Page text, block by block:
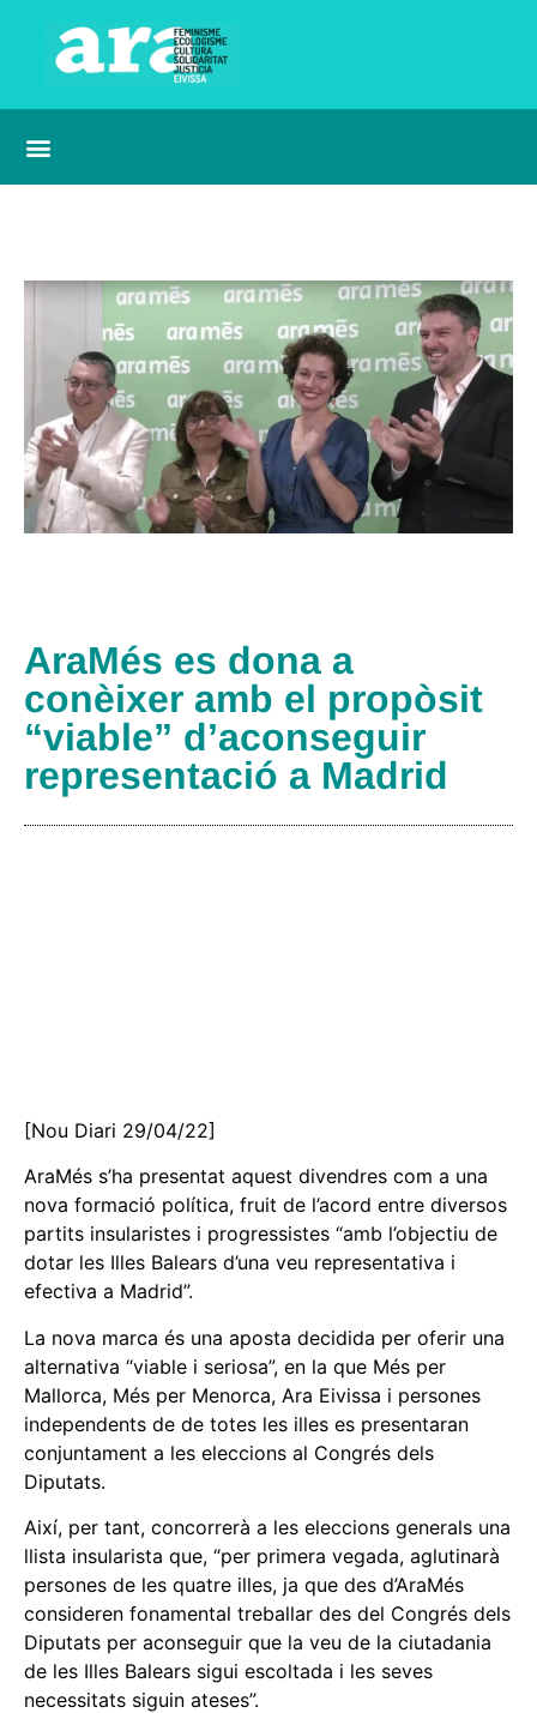
AraMés es dona a
conèixer amb el propòsit
“viable” d’aconseguir
representació a Madrid
[Nou Diari 29/04/22]
AraMés s’ha presentat aquest divendres com a una
nova formació política, fruit de l’acord entre diversos
partits insularistes i progressistes “amb l’objectiu de
dotar les Illes Balears d’una veu representativa i
efectiva a Madrid”.
La nova marca és una aposta decidida per oferir una
alternativa “viable i seriosa”, en la que Més per
Mallorca, Més per Menorca, Ara Eivissa i persones
independents de de totes les illes es presentaran
conjuntament a les eleccions al Congrés dels
Diputats.
Així, per tant, concorrerà a les eleccions generals una
llista insularista que, “per primera vegada, aglutinarà
persones de les quatre illes, ja que des d’AraMés
consideren fonamental treballar des del Congrés dels
Diputats per aconseguir que la veu de la ciutadania
de les Illes Balears sigui escoltada i les seves
necessitats siguin ateses”.